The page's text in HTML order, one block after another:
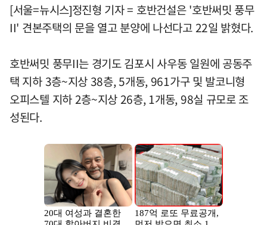
[서울=뉴시스]정진형 기자 = 호반건설은 '호반써밋 풍무
II' 견본주택의 문을 열고 분양에 나선다고 22일 밝혔다.
호반써밋 풍무II는 경기도 김포시 사우동 일원에 공동주
택 지하 3층~지상 38층, 5개동, 961가구 및 발코니형
오피스텔 지하 2층~지상 26층, 1개동, 98실 규모로 조
성된다.